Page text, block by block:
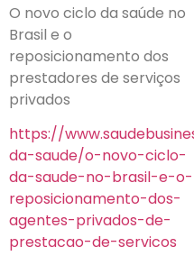
O novo ciclo da saúde no
Brasil e o
reposicionamento dos
prestadores de serviços
privados
https://
da-saude/o-novo-ciclo-
da-saude-no-brasil-e-o-
reposicionamento-dos-
agentes-privados-de-
prestacao-de-servicos